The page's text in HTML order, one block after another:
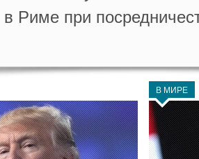
в Риме при
В МИРЕ